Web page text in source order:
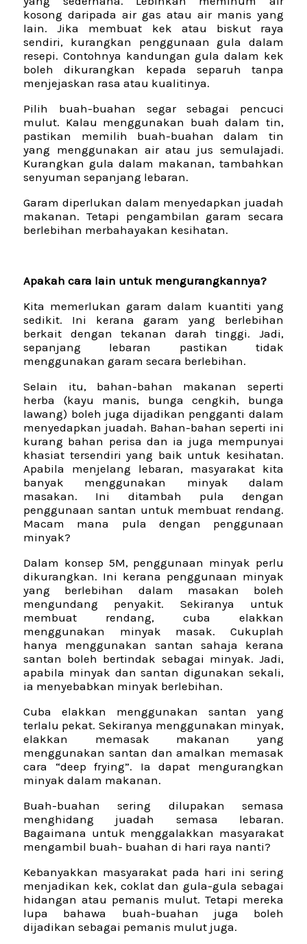
kosong daripada air gas atau air manis yang
lain. Jika membuat kek atau biskut raya
sendiri, kurangkan penggunaan gula dalam
resepi. Contohnya kandungan gula dalam kek
boleh dikurangkan kepada separuh tanpa
menjejaskan rasa atau kualitinya.
Pilih buah-buahan segar sebagai pencuci
mulut. Kalau menggunakan buah dalam tin,
pastikan memilih buah-buahan dalam tin
yang menggunakan air atau jus semulajadi.
Kurangkan gula dalam makanan, tambahkan
senyuman sepanjang lebaran.
Garam diperlukan dalam menyedapkan juadah
makanan. Tetapi pengambilan garam secara
berlebihan merbahayakan kesihatan.
Apakah cara lain untuk mengurangkannya?
Kita memerlukan garam dalam kuantiti yang
sedikit. Ini kerana garam yang berlebihan
berkait dengan tekanan darah tinggi. Jadi,
sepanjang lebaran pastikan tidak
menggunakan garam secara berlebihan.
Selain itu, bahan-bahan makanan seperti
herba (kayu manis, bunga cengkih, bunga
lawang) boleh juga dijadikan pengganti dalam
menyedapkan juadah. Bahan-bahan seperti ini
kurang bahan perisa dan ia juga mempunyai
khasiat tersendiri yang baik untuk kesihatan.
Apabila menjelang lebaran, masyarakat kita
banyak menggunakan minyak dalam
masakan. Ini ditambah pula dengan
penggunaan santan untuk membuat rendang.
Macam mana pula dengan penggunaan
minyak?
Dalam konsep 5M, penggunaan minyak perlu
dikurangkan. Ini kerana penggunaan minyak
yang berlebihan dalam masakan boleh
mengundang penyakit. Sekiranya untuk
membuat rendang, cuba elakkan
menggunakan minyak masak. Cukuplah
hanya menggunakan santan sahaja kerana
santan boleh bertindak sebagai minyak. Jadi,
apabila minyak dan santan digunakan sekali,
ia menyebabkan minyak berlebihan.
Cuba elakkan menggunakan santan yang
terlalu pekat. Sekiranya menggunakan minyak,
elakkan memasak makanan yang
menggunakan santan dan amalkan memasak
cara “deep frying”. Ia dapat mengurangkan
minyak dalam makanan.
Buah-buahan sering dilupakan semasa
menghidang juadah semasa lebaran.
Bagaimana untuk menggalakkan masyarakat
mengambil buah- buahan di hari raya nanti?
Kebanyakkan masyarakat pada hari ini sering
menjadikan kek, coklat dan gula-gula sebagai
hidangan atau pemanis mulut. Tetapi mereka
lupa bahawa buah-buahan juga boleh
dijadikan sebagai pemanis mulut juga.